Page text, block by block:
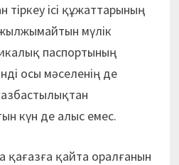
тіркеу ісі құжаттарының
мүлік
паспортының
осы мәселенің де
күн де алыс емес.
қағазға қайта оралғанын